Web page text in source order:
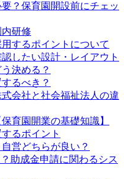
？保育園開設前にチェッ
研修
するポイントについて
したい設計・レイアウト
決める？
るべき？
会社と社会福祉法人の違
育園開業の基礎知識】
るポイント
営どちらが良い？
助成金申請に関わるシス